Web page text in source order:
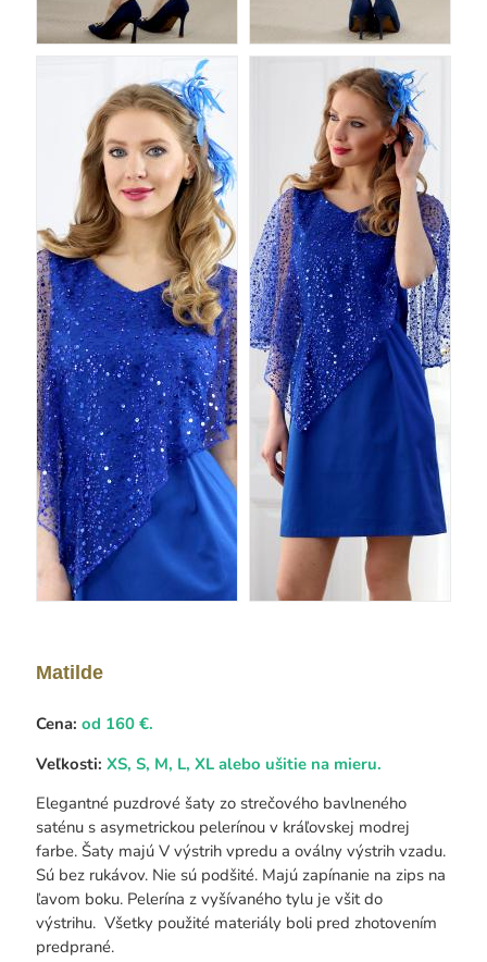
Matilde
Cena:od 160 €.
Veľkosti:XS, S, M, L, XL alebo ušitie na mieru.
Elegantné puzdrové šaty zo strečového bavlneného
saténu s asymetrickou pelerínou v kráľovskej modrej
farbe. Šaty majú V výstrih vpredu a oválny výstrih vzadu.
Sú bez rukávov. Nie sú podšité. Majú zapínanie na zips na
ľavom boku. Pelerína z vyšívaného tylu je všit do
výstrihu. Všetky použité materiály boli pred zhotovením
predprané.